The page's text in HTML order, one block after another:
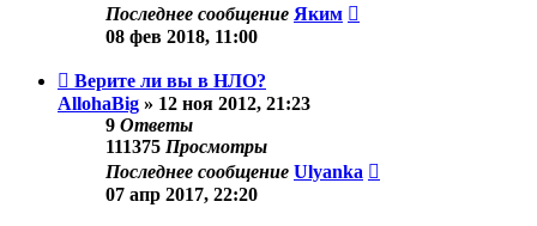
Последнее сообщение Яким
08 фев 2018, 11:00
Верите ли вы в НЛО?
AllohaBig » 12 ноя 2012, 21:23
9 Ответы
111375 Просмотры
Последнее сообщение Ulyanka
07 апр 2017, 22:20